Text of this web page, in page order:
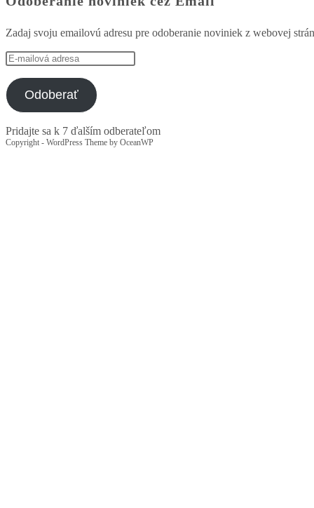
Zadaj svoju emailovú adresu pre odoberanie noviniek z webovej
E-
adresa
Odoberať
Pridajte sa k 7 ďalším odberateľom
Copyright - WordPress Theme by OceanWP